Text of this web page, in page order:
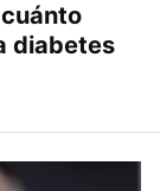
diabetes